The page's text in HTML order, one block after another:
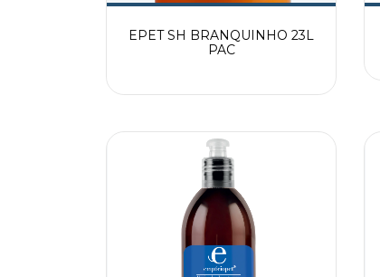
EPET SH BRANQUINHO 23L
PAC